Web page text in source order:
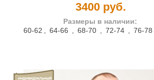
3400 руб.
Размеры в наличии:
60-62 , 64-66 , 68-70 , 72-74 , 76-78